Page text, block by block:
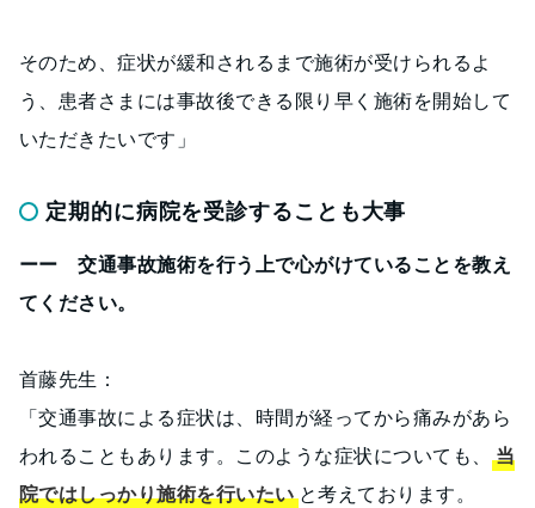
そのため、症状が緩和されるまで施術が受けられるよ
う、患者さまには事故後できる限り早く施術を開始して
いただきたいです」
定期的に病院を受診することも大事
ーー 交通事故施術を行う上で心がけていることを教え
てください。
首藤先生：
「交通事故による症状は、時間が経ってから痛みがあら
われることもあります。このような症状についても、
当
院ではしっかり施術を行いたいと考えております。